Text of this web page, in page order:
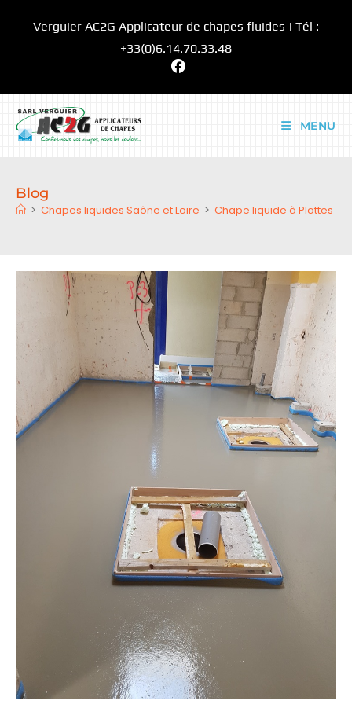
Verguier AC2G Applicateur de chapes fluides | Tél :
+33(0)6.14.70.33.48
MENU
Blog
> Chapes liquides Saône et Loire > Chape liquide à Plottes